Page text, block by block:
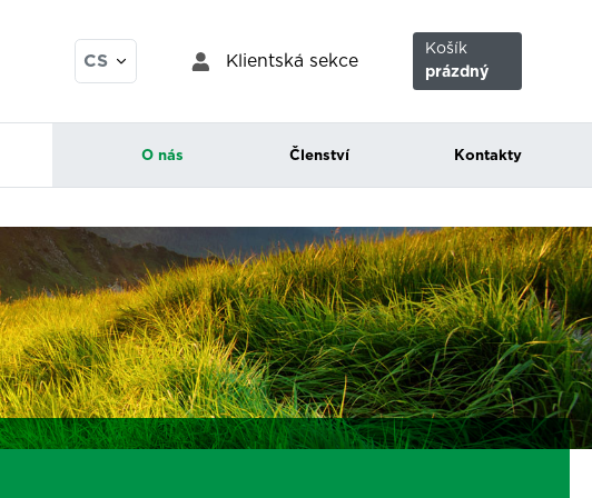
Klientská sekce
Košík
prázdný
CS
O nás Členství Kontakty